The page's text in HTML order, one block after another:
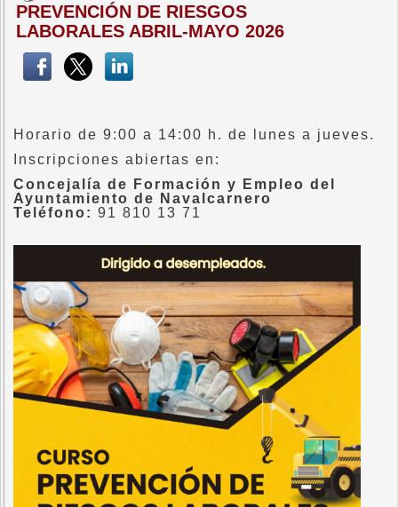
PREVENCIÓN DE RIESGOS
LABORALES ABRIL-MAYO 2026
Horario de 9:00 a 14:00 h. de lunes a jueves.
Inscripciones abiertas en:
Concejalía de Formación y Empleo del
Ayuntamiento de Navalcarnero
Teléfono: 91 810 13 71